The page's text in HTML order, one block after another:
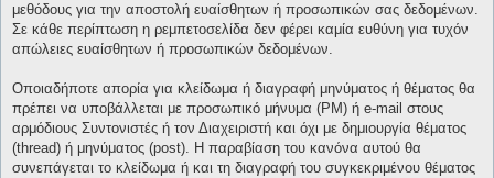
μεθόδους για την αποστολή ευαίσθητων ή προσωπικών σας δεδομένων.
Σε κάθε περίπτωση η ρεμπετοσελίδα δεν φέρει καμία ευθύνη για τυχόν
απώλειες ευαίσθητων ή προσωπικών δεδομένων.
Οποιαδήποτε απορία για κλείδωμα ή διαγραφή μηνύματος ή θέματος θα
πρέπει να υποβάλλεται με προσωπικό μήνυμα (PM) ή e-mail στους
αρμόδιους Συντονιστές ή τον Διαχειριστή και όχι με δημιουργία θέματος
(thread) ή μηνύματος (post). Η παραβίαση του κανόνα αυτού θα
συνεπάγεται το κλείδωμα ή και τη διαγραφή του συγκεκριμένου θέματος